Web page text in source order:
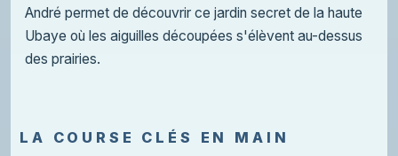
André permet de découvrir ce jardin secret de la haute
Ubaye où les aiguilles découpées s'élèvent au-dessus
des prairies.
LA COURSE CLÉS EN MAIN